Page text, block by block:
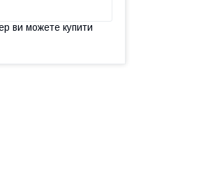
ви можете купити